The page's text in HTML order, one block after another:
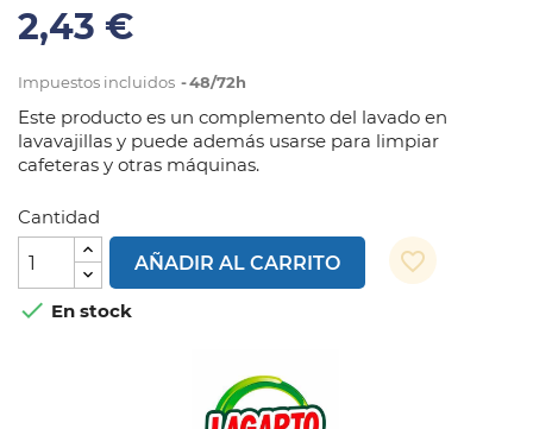
2,43 €
Impuestos incluidos 48/72h
Este producto es un complemento del lavado en
lavavajillas y puede además usarse para limpiar
cafeteras y otras máquinas.
Cantidad
AÑADIR AL CARRITO
favorite_border
 En stock